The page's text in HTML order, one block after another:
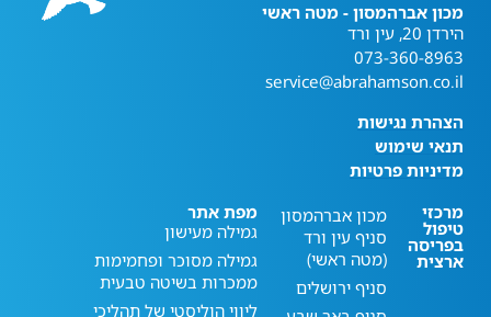
מכון אברהמסון - מטה ראשי
הירדן 20, עין ורד
073-360-8963
service@abrahamson.co.il
הצהרת נגישות
תנאי שימוש
מדיניות פרטיות
מרכזי
טיפול
בפריסה
ארצית
מכון אברהמסון
סניף עין ורד
(מטה ראשי)
סניף ירושלים
מפת אתר
גמילה מעישון
גמילה מסוכר ופחמימות
ממכרות בשיטה טבעית
ליווי הוליסטי של תהליכי